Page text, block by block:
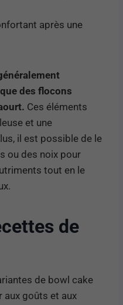
après une
des flocons
Ces éléments
et une
il est possible de le
ou des noix pour
tout en le
de
de bowl cake
aux goûts et aux